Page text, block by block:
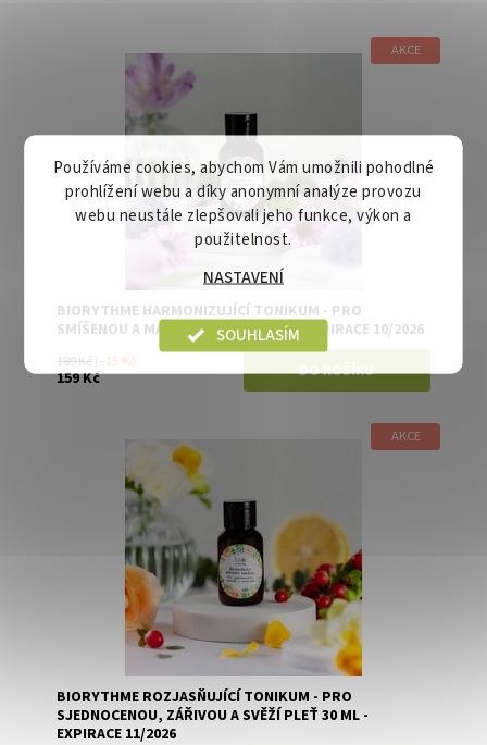
AKCE
Dostupnost:
Skladem
Biorythme
BIORYTHME HARMONIZUJÍCÍ TONIKUM - PRO
SMÍŠENOU A MASTNOU PLEŤ 30 ML - EXPIRACE 10/2026
189 Kč(–15 %)
159 Kč
AKCE
Skladem
Biorythme
BIORYTHME ROZJASŇUJÍCÍ TONIKUM - PRO
SJEDNOCENOU, ZÁŘIVOU A SVĚŽÍ PLEŤ 30 ML -
EXPIRACE 11/2026
Používáme cookies, abychom Vám umožnili pohodlné
prohlížení webu a díky anonymní analýze provozu
webu neustále zlepšovali jeho funkce, výkon a
použitelnost.
NASTAVENÍ
SOUHLASÍM